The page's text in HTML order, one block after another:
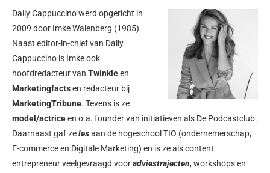
Daily Cappuccino werd opgericht in
2009 door Imke Walenberg (1985).
Naast editor-in-chief van Daily
Cappuccino is Imke ook
hoofdredacteur van Twinkleen
Marketingfactsen redacteur bij
MarketingTribune. Tevens is ze
model/actriceen o.a. founder van initiatieven als De Podcastclub.
Daarnaast gaf zelesaan de hogeschool TIO (ondernemerschap,
E-commerce en Digitale Marketing) en is ze als content
entrepreneur veelgevraagd vooradviestrajecten, workshops en